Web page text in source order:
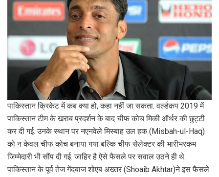
पाक‍िस्‍तान क्र‍िकेट में कब क्‍या हो, कहा नहीं जा सकता. वर्ल्‍डकप 2019 में
पाक‍िस्‍तान टीम के खराब प्रदर्शन के बाद चीफ कोच म‍िकी ऑर्थर की छुट्टी
कर दी गई. उनके स्‍थान पर नएनवेले म‍िस्‍बाह उल हक (Misbah-ul-Haq)
को न केवल चीफ कोच बनाया गया बल्‍क‍ि चीफ सेलेक्‍टर की भारीभरकम
ज‍िम्‍मेदारी भी सौंप दी गई. जाह‍िर है ऐसे फैसले पर सवाल उठने ही थे.
पाक‍िस्‍तान के पूर्व तेज गेंदबाज शोएब अख्‍तर (Shoaib Akhtar)ने इस फैसले